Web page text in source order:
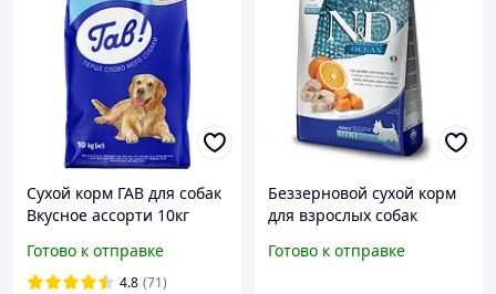
Сухой корм ГАВ для собак
Вкусное ассорти 10кг
Готово к отправке
4.8 (71)
Беззерновой сухой корм
для взрослых собак
N&D Ocean Mini с
Готово к отправке